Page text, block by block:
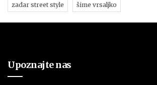
zadar street style šime vrsaljko
Upoznajte nas